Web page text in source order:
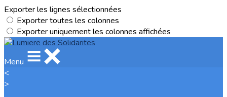
Exporter les lignes sélectionnées
Exporter toutes les colonnes
Exporter uniquement les colonnes affichées
Menu
<
>